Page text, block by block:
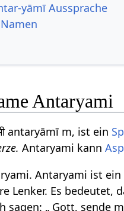
yāmī Aussprache
Antaryami
antaryāmī m, ist ein
Antaryami kann
Antaryami ist
Lenker. Es bedeutet,
sagen: „ Gott, sende